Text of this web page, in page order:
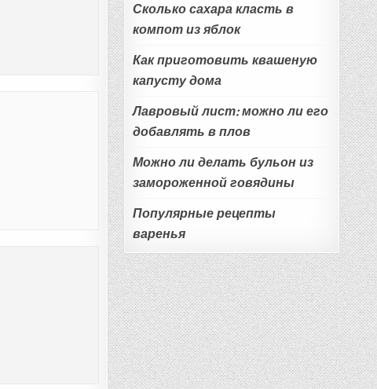
Сколько сахара класть в
компот из яблок
Как приготовить квашеную
капусту дома
Лавровый лист: можно ли его
добавлять в плов
Можно ли делать бульон из
замороженной говядины
Популярные рецепты
варенья